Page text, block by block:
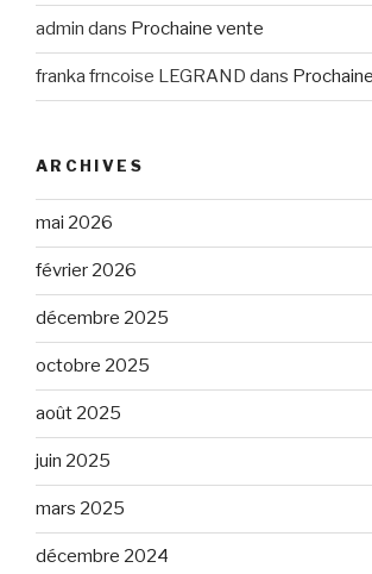
admin dans Prochaine vente
franka frncoise LEGRAND dans
ARCHIVES
mai 2026
février 2026
décembre 2025
octobre 2025
août 2025
juin 2025
mars 2025
décembre 2024